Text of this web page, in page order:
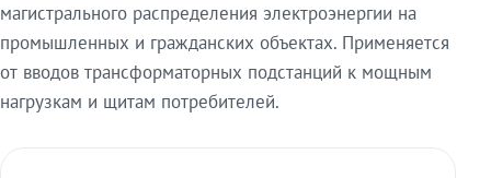
магистрального распределения электроэнергии на
промышленных и гражданских объектах. Применяется
от вводов трансформаторных подстанций к мощным
нагрузкам и щитам потребителей.